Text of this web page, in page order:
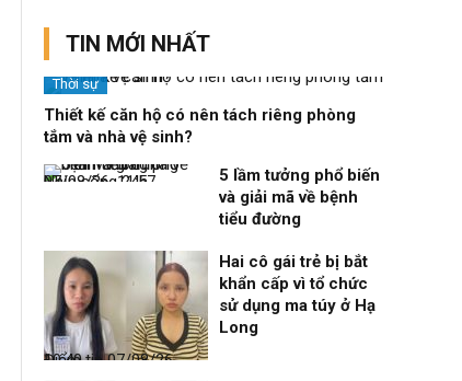
TIN MỚI NHẤT
Thời sự
Thiết kế căn hộ có nên tách riêng phòng
tắm và nhà vệ sinh?
Nhịp sống 24h
07/08/26, 11:57
5 lầm tưởng phổ biến
và giải mã về bệnh
tiểu đường
Điểm tin
07/08/26, 10:40
Hai cô gái trẻ bị bắt
khẩn cấp vì tổ chức
sử dụng ma túy ở Hạ
Long